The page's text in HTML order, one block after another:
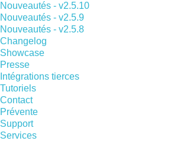
Nouveautés - v2.5.10
Nouveautés - v2.5.9
Nouveautés - v2.5.8
Changelog
Showcase
Presse
Intégrations tierces
Tutoriels
Contact
Prévente
Support
Services